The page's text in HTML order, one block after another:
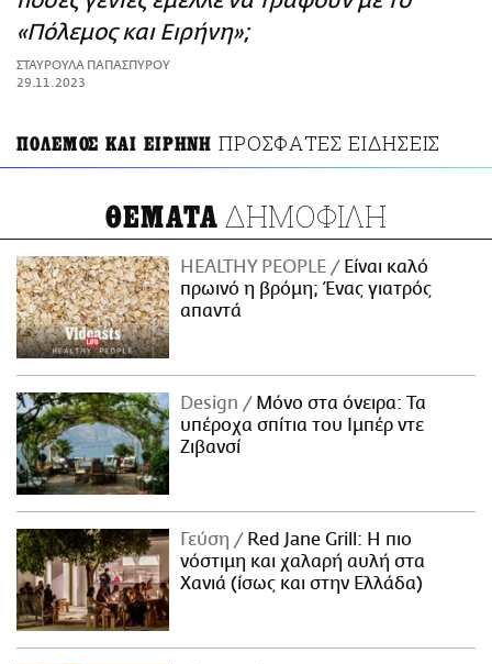
ΑΜΠΑ
PRINT
«Πόλεμος και Ειρήνη»;
ΣΤΑΥΡΟΥΛΑ ΠΑΠΑΣΠΥΡΟΥ
29.11.2023
ΠΟΛΕΜΟΣ ΚΑΙ ΕΙΡΗΝΗ ΠΡΟΣΦΑΤΕΣ ΕΙΔΗΣΕΙΣ
ΘΕΜΑΤΑ ΔΗΜΟΦΙΛΗ
HEALTHY PEOPLE
Είναι καλό
πρωινό η βρόμη; Ένας γιατρός
απαντά
Design
Μόνο στα όνειρα: Τα
υπέροχα σπίτια του Ιμπέρ ντε
Ζιβανσί
Γεύση
Red Jane Grill: Η πιο
νόστιμη και χαλαρή αυλή στα
Χανιά (ίσως και στην Ελλάδα)